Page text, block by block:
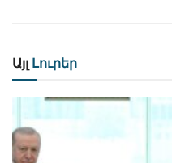
Այլ Լուրեր